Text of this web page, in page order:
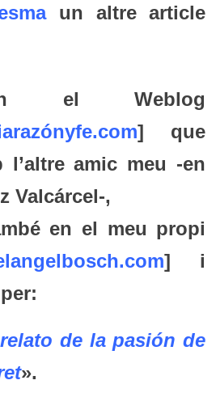
un altre article
el Weblog
] que
l’altre amic meu -en
Valcárcel-,
en el meu propi
] i
de la pasión de
».